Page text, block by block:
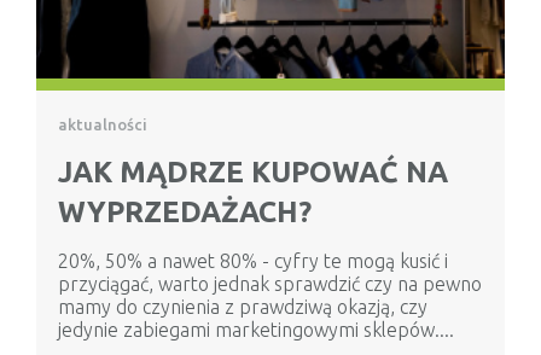
aktualności
JAK MĄDRZE KUPOWAĆ NA
WYPRZEDAŻACH?
20%, 50% a nawet 80% - cyfry te mogą kusić i
przyciągać, warto jednak sprawdzić czy na pewno
mamy do czynienia z prawdziwą okazją, czy
jedynie zabiegami marketingowymi sklepów....